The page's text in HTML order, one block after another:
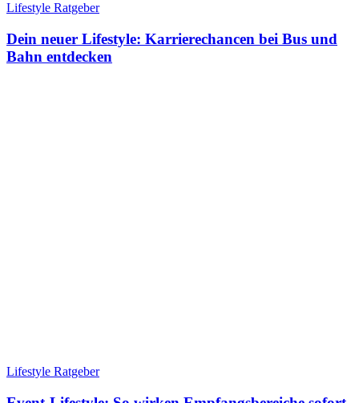
Lifestyle Ratgeber
Dein neuer Lifestyle: Karrierechancen bei Bus und
Bahn entdecken
Lifestyle Ratgeber